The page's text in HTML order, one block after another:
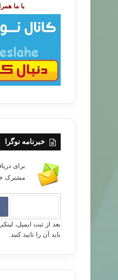
شخصیتی فرد دعوتگر و مصلح
با ما
خبرنامه نوگرا
برای
مشترک
بعد از ثبت ایمیل،
باید آن را تایید کنید.